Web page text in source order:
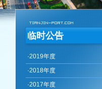
临时公告
·2019年度
·2018年度
·2017年度